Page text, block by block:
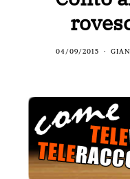
04/09/2015